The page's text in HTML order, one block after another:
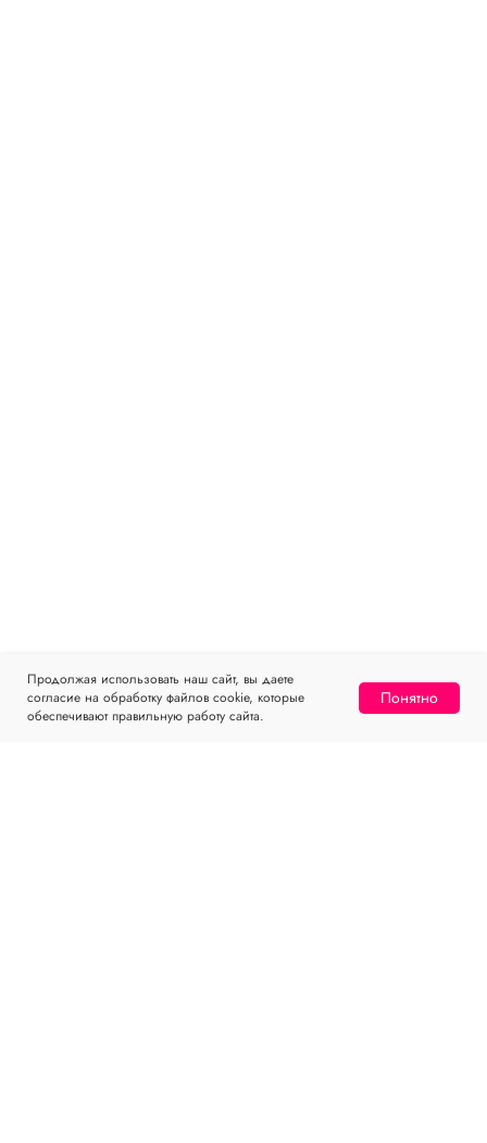
Продолжая использовать наш сайт, вы даете
согласие на обработку файлов cookie, которые
обеспечивают правильную работу сайта.
Понятно